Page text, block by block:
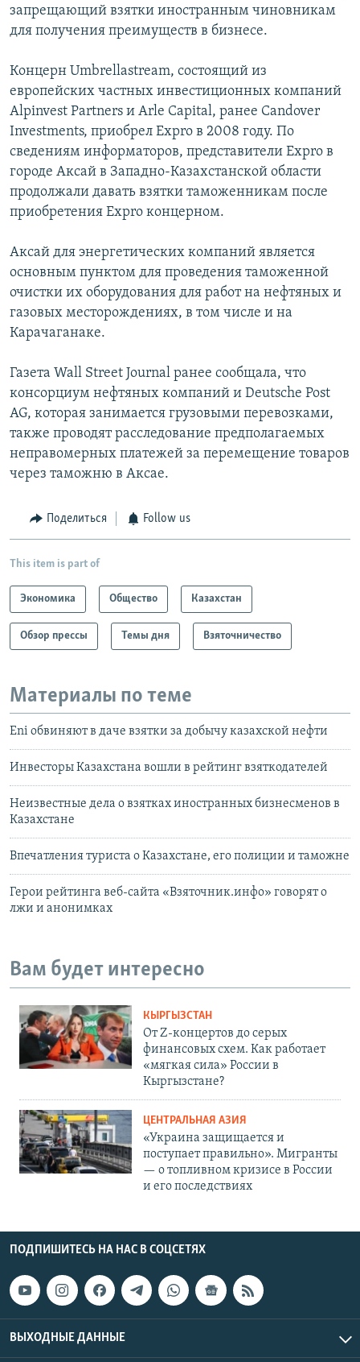
запрещающий взятки иностранным чиновникам
для получения преимуществ в бизнесе.
Концерн Umbrellastream, состоящий из
европейских частных инвестиционных компаний
Alpinvest Partners и Arle Capital, ранее Candover
Investments, приобрел Expro в 2008 году. По
сведениям информаторов, представители Expro в
городе Аксай в Западно-Казахстанской области
продолжали давать взятки таможенникам после
приобретения Expro концерном.
Аксай для энергетических компаний является
основным пунктом для проведения таможенной
очистки их оборудования для работ на нефтяных и
газовых месторождениях, в том числе и на
Карачаганаке.
Газета Wall Street Journal ранее сообщала, что
консорциум нефтяных компаний и Deutsche Post
AG, которая занимается грузовыми перевозками,
также проводят расследование предполагаемых
неправомерных платежей за перемещение товаров
через таможню в Аксае.
Поделиться Follow us
This item is part of
Экономика Общество Казахстан
Обзор прессы Темы дня Взяточничество
Материалы по теме
Eni обвиняют в даче взятки за добычу казахской нефти
Инвесторы Казахстана вошли в рейтинг взяткодателей
Неизвестные дела о взятках иностранных бизнесменов в
Казахстане
Впечатления туриста о Казахстане, его полиции и таможне
Герои рейтинга веб-сайта «Взяточник.инфо» говорят о
лжи и анонимках
Вам будет интересно
КЫРГЫЗСТАН
От Z-концертов до серых
финансовых схем. Как работает
«мягкая сила» России в
Кыргызстане?
ЦЕНТРАЛЬНАЯ АЗИЯ
«Украина защищается и
поступает правильно». Мигранты
— о топливном кризисе в России
и его последствиях
ПОДПИШИТЕСЬ НА НАС В СОЦСЕТЯХ
ВЫХОДНЫЕ ДАННЫЕ